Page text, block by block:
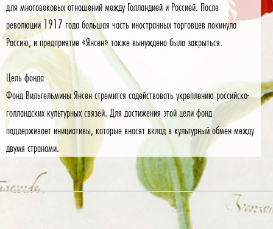
для многовековых отношений между Голландией и Россией. После
революции 1917 года большая часть иностранных торговцев покинула
Россию, и предприятие «Янсен» также вынуждено было закрыться.
Цель фонда
Фонд Вильгельмины Янсен стремится содействовать укреплению российско-
голландских культурных связей. Для достижения этой цели фонд
поддерживает инициативы, которые вносят вклад в культурный обмен между
двумя странами.